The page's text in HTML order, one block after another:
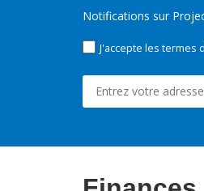
Notifications sur
J'accepte les termes